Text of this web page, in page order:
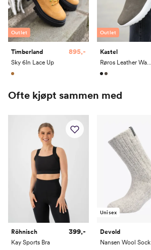
40 9
41 7.5
41.5 10 8
42 9
Outlet
Timberland
Sky 6In Lace Up
895,-
Outlet
Kastel
Røros Leather Water Resistant
Ofte kjøpt sammen med
Röhnisch
Kay Sports Bra
399,-
Unisex
Devold
Nansen Wool Sock